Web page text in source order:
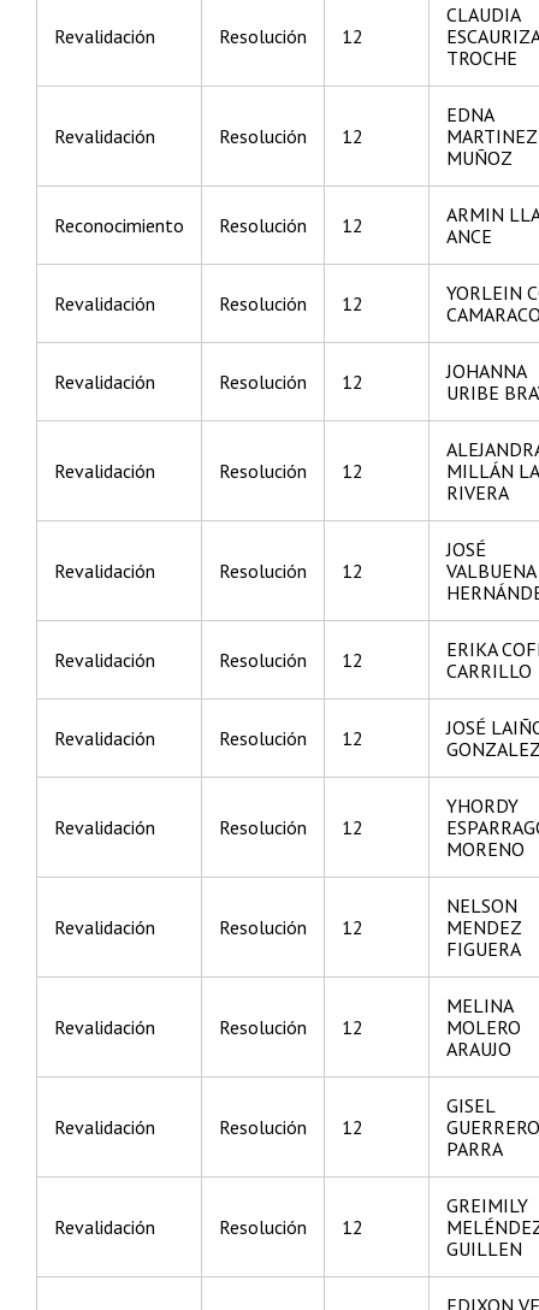
Revalidación Resolución 12
CLAUDIA
TROCHE
Revalidación Resolución 12
EDNA
MARTINEZ
MUÑOZ
Reconocimiento Resolución 12
ARMIN
ANCE
Revalidación Resolución 12
YORLEIN
Revalidación Resolución 12
JOHANNA
URIBE
Revalidación Resolución 12
MILLÁN LA
RIVERA
Revalidación Resolución 12
JOSÉ
VALBUENA
Revalidación Resolución 12
ERIKA
CARRILLO
Revalidación Resolución 12
JOSÉ
Revalidación Resolución 12
YHORDY
MORENO
Revalidación Resolución 12
NELSON
MENDEZ
FIGUERA
Revalidación Resolución 12
MELINA
MOLERO
ARAUJO
Revalidación Resolución 12
GISEL
GUERRERO
PARRA
Revalidación Resolución 12
GREIMILY
GUILLEN
EDIXON